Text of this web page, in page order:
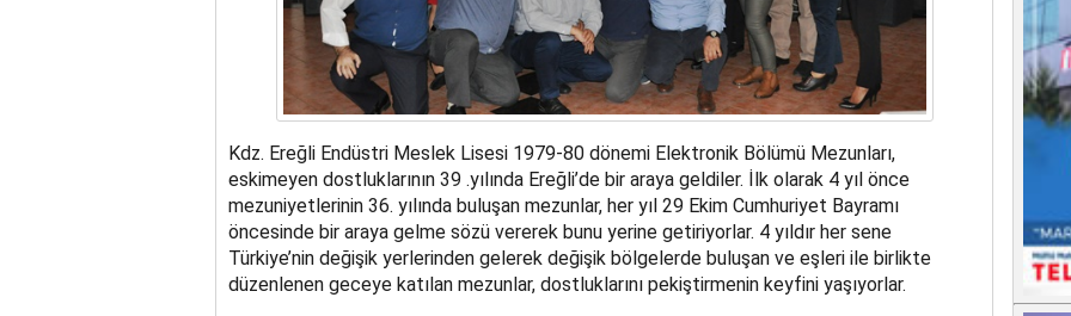
Kdz. Ereğli Endüstri Meslek Lisesi 1979-80 dönemi Elektronik Bölümü Mezunları,
eskimeyen dostluklarının 39 .yılında Ereğli’de bir araya geldiler. İlk olarak 4 yıl önce
mezuniyetlerinin 36. yılında buluşan mezunlar, her yıl 29 Ekim Cumhuriyet Bayramı
öncesinde bir araya gelme sözü vererek bunu yerine getiriyorlar. 4 yıldır her sene
Türkiye’nin değişik yerlerinden gelerek değişik bölgelerde buluşan ve eşleri ile birlikte
düzenlenen geceye katılan mezunlar, dostluklarını pekiştirmenin keyfini yaşıyorlar.